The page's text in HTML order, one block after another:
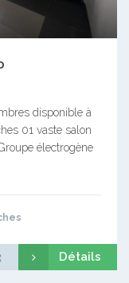
disponible à
01 vaste salon
électrogène
Détails